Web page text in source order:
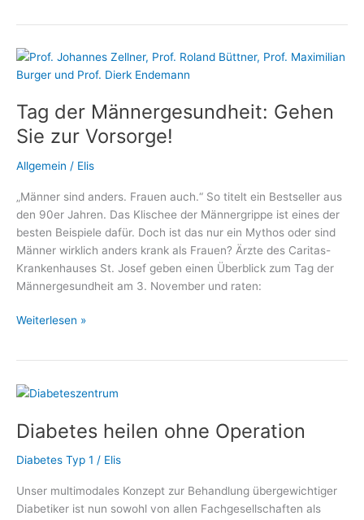
Syndrom
trotzen
Tag der Männergesundheit: Gehen
Sie zur Vorsorge!
Allgemein / Elis
„Männer sind anders. Frauen auch.“ So titelt ein Bestseller aus
den 90er Jahren. Das Klischee der Männergrippe ist eines der
besten Beispiele dafür. Doch ist das nur ein Mythos oder sind
Männer wirklich anders krank als Frauen? Ärzte des Caritas-
Krankenhauses St. Josef geben einen Überblick zum Tag der
Männergesundheit am 3. November und raten:
Tag
Sie
Vorsorge!
Weiterlesen »
Diabetes heilen ohne Operation
Diabetes Typ 1 / Elis
Unser multimodales Konzept zur Behandlung übergewichtiger
Diabetiker ist nun sowohl von allen Fachgesellschaften als